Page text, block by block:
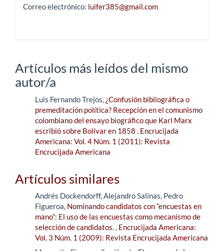
Correo electrónico: luifer385@gmail.com
Artículos más leídos del mismo
autor/a
Luis Fernando Trejos, ¿Confusión bibliográfica o
premeditación política? Recepción en el comunismo
colombiano del ensayo biográfico que Karl Marx
escribió sobre Bolívar en 1858 , Encrucijada
Americana: Vol. 4 Núm. 1 (2011): Revista
Encrucijada Americana
Artículos similares
Andrés Dockendorff, Alejandro Salinas, Pedro
Figueroa, Nominando candidatos con “encuestas en
mano”: El uso de las encuestas como mecanismo de
selección de candidatos., Encrucijada Americana:
Vol. 3 Núm. 1 (2009): Revista Encrucijada Americana